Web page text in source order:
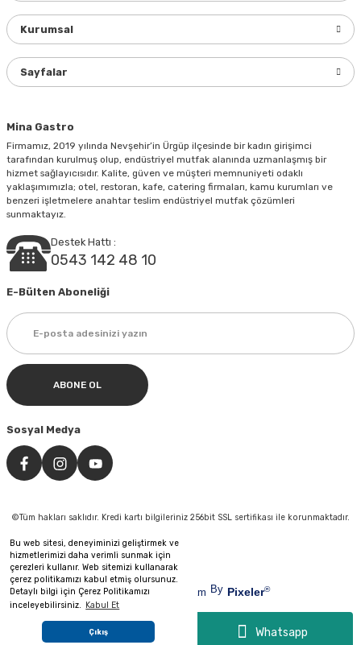
Bu web sitesi, deneyiminizi geliştirmek ve
hizmetlerimizi daha verimli sunmak için
çerezleri kullanır. Web sitemizi kullanarak
çerez politikamızı kabul etmiş olursunuz.
Detaylı bilgi için Çerez Politikamızı
inceleyebilirsiniz. Kabul Et
Çıkış Whatsapp
Ürün bilgilerinde hatalar bulunuyor.
Bu ürüne benzer farklı alternatifler olmalı.
Gönder
Mina Gastro
Firmamız, 2019 yılında Nevşehir’in Ürgüp ilçesinde bir kadın girişimci
tarafından kurulmuş olup, endüstriyel mutfak alanında uzmanlaşmış bir
hizmet sağlayıcısıdır. Kalite, güven ve müşteri memnuniyeti odaklı
yaklaşımımızla; otel, restoran, kafe, catering firmaları, kamu kurumları ve
benzeri işletmelere anahtar teslim endüstriyel mutfak çözümleri
sunmaktayız.
Destek Hattı :
0543 142 48 10
Kurumsal
Sayfalar
E-Bülten Aboneliği
ABONE OL
Sosyal Medya
©Tüm hakları saklıdır. Kredi kartı bilgileriniz 256bit SSL sertifikası ile korunmaktadır.
Web Tasarım Reklam By Pixeler®